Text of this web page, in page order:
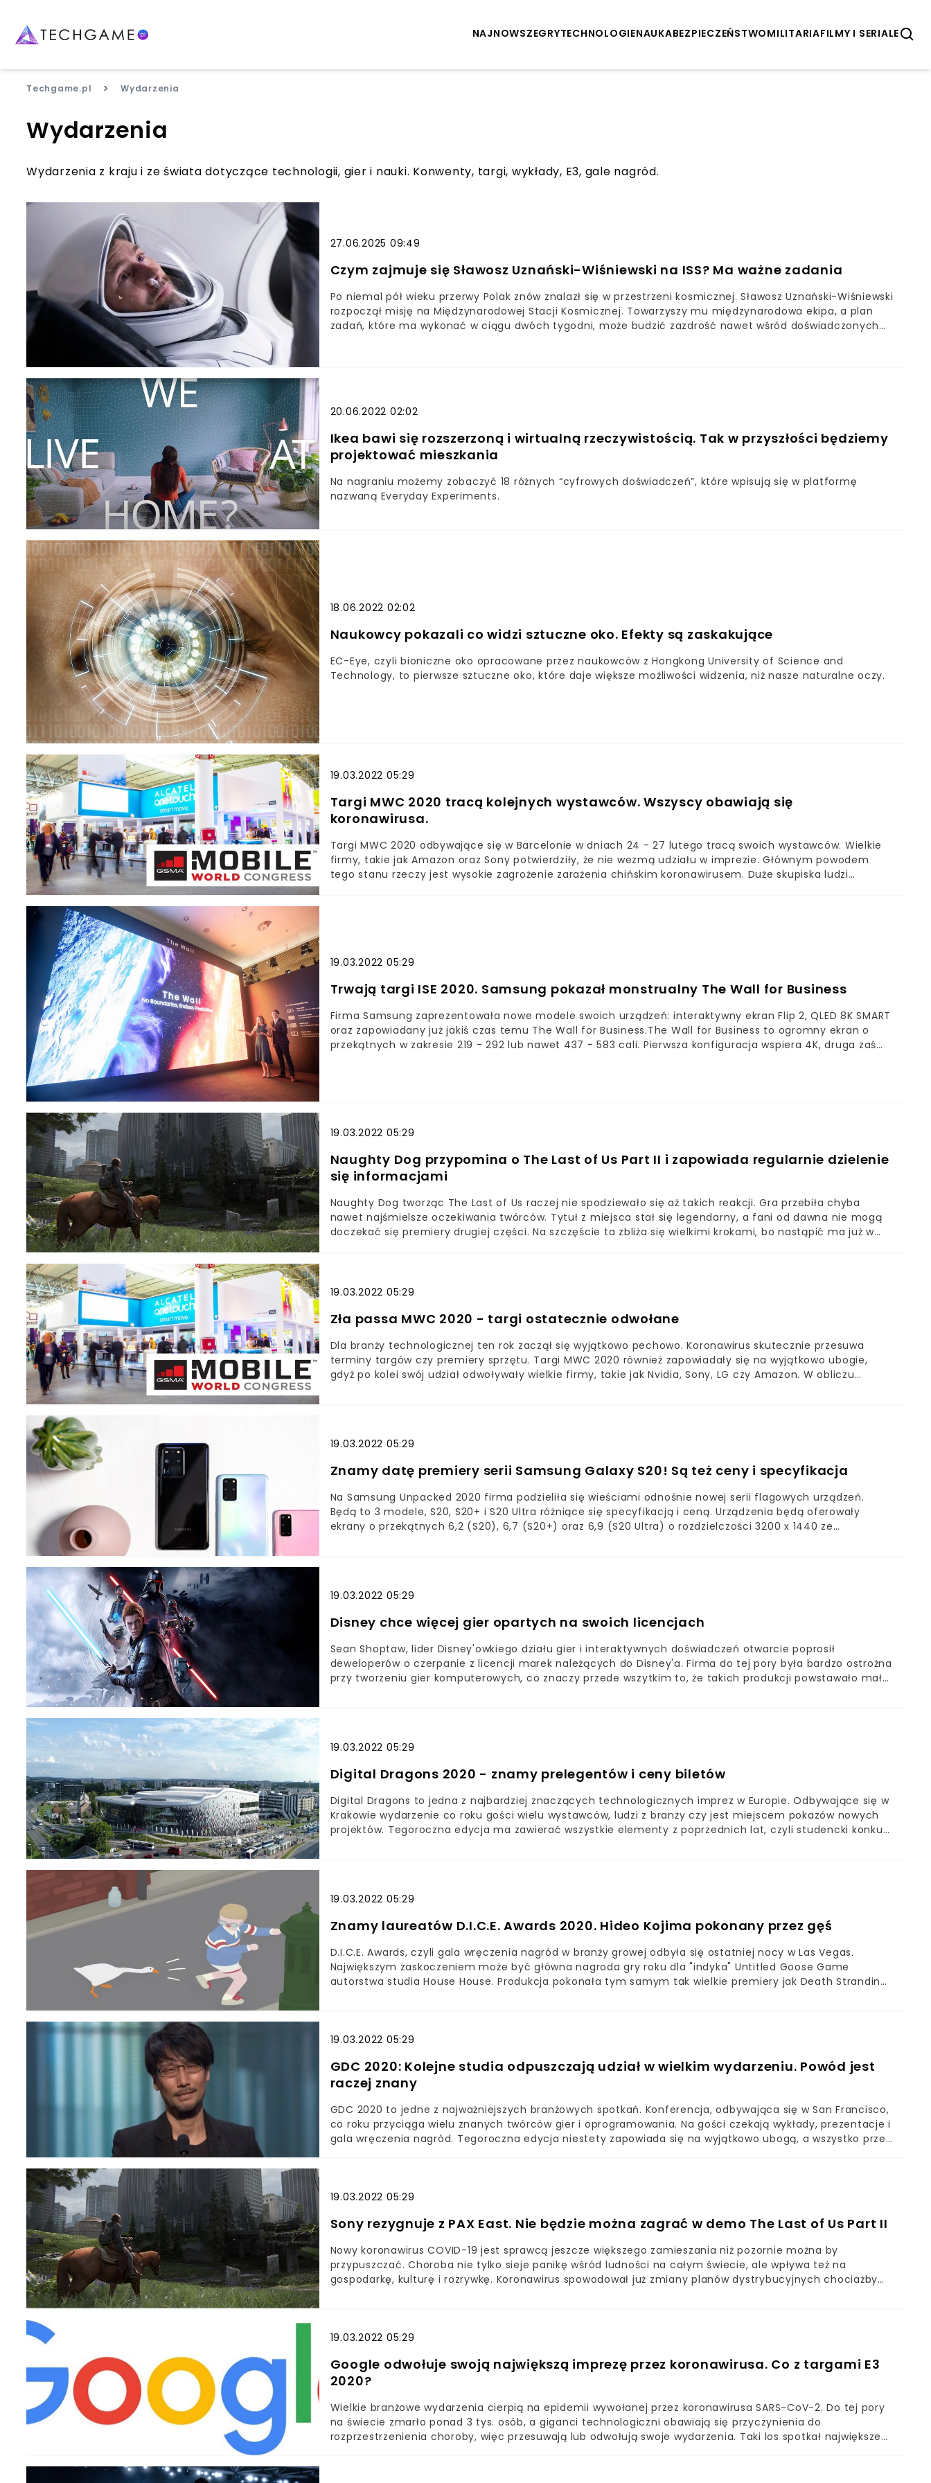
NAJNOWSZEGRYTECHNOLOGIENAUKABEZPIECZEŃSTWOMILITARIAFILMY I SERIALE
Techgame.pl > Wydarzenia
Wydarzenia
Wydarzenia z kraju i ze świata dotyczące technologii, gier i nauki. Konwenty, targi, wykłady, E3, gale nagród.
27.06.2025 09:49
Czym zajmuje się Sławosz Uznański-Wiśniewski na ISS? Ma ważne zadania
Po niemal pół wieku przerwy Polak znów znalazł się w przestrzeni kosmicznej. Sławosz Uznański-Wiśniewski
rozpoczął misję na Międzynarodowej Stacji Kosmicznej. Towarzyszy mu międzynarodowa ekipa, a plan
zadań, które ma wykonać w ciągu dwóch tygodni, może budzić zazdrość nawet wśród doświadczonych
20.06.2022 02:02
Ikea bawi się rozszerzoną i wirtualną rzeczywistością. Tak w przyszłości będziemy
projektować mieszkania
Na nagraniu możemy zobaczyć 18 różnych “cyfrowych doświadczeń”, które wpisują się w platformę
nazwaną Everyday Experiments.
18.06.2022 02:02
Naukowcy pokazali co widzi sztuczne oko. Efekty są zaskakujące
EC-Eye, czyli bioniczne oko opracowane przez naukowców z Hongkong University of Science and
Technology, to pierwsze sztuczne oko, które daje większe możliwości widzenia, niż nasze naturalne oczy.
19.03.2022 05:29
Targi MWC 2020 tracą kolejnych wystawców. Wszyscy obawiają się
koronawirusa.
Targi MWC 2020 odbywające się w Barcelonie w dniach 24 - 27 lutego tracą swoich wystawców. Wielkie
firmy, takie jak Amazon oraz Sony potwierdziły, że nie wezmą udziału w imprezie. Głównym powodem
tego stanu rzeczy jest wysokie zagrożenie zarażenia chińskim koronawirusem. Duże skupiska ludzi
późniejszym terminie, prawdopodobnie na innej impezie technologicznej.
19.03.2022 05:29
Trwają targi ISE 2020. Samsung pokazał monstrualny The Wall for Business
Firma Samsung zaprezentowała nowe modele swoich urządzeń: interaktywny ekran Flip 2, QLED 8K SMART
oraz zapowiadany już jakiś czas temu The Wall for Business.The Wall for Business to ogromny ekran o
przekątnych w zakresie 219 - 292 lub nawet 437 - 583 cali. Pierwsza konfiguracja wspiera 4K, druga zaś
19.03.2022 05:29
Naughty Dog przypomina o The Last of Us Part II i zapowiada regularnie dzielenie
się informacjami
Naughty Dog tworząc The Last of Us raczej nie spodziewało się aż takich reakcji. Gra przebiła chyba
nawet najśmielsze oczekiwania twórców. Tytuł z miejsca stał się legendarny, a fani od dawna nie mogą
doczekać się premiery drugiej części. Na szczęście ta zbliża się wielkimi krokami, bo nastąpić ma już w
19.03.2022 05:29
Zła passa MWC 2020 - targi ostatecznie odwołane
Dla branży technologicznej ten rok zaczął się wyjątkowo pechowo. Koronawirus skutecznie przesuwa
terminy targów czy premiery sprzętu. Targi MWC 2020 również zapowiadały się na wyjątkowo ubogie,
gdyż po kolei swój udział odwoływały wielkie firmy, takie jak Nvidia, Sony, LG czy Amazon. W obliczu
ogromnym szacunkiem dla zdrowia publicznego w Barcelonie, GSMA odwołuje teogorczną edycję MWC
Barcelona 2020. Z uwagi na globalne zagrożenie rozprzestrzenianiem się koronawirusa, problemy z
podróżami i inne okoliczności GSMA nie było w stanie zorganizować wydarzenia".
19.03.2022 05:29
Znamy datę premiery serii Samsung Galaxy S20! Są też ceny i specyfikacja
Na Samsung Unpacked 2020 firma podzieliła się wieściami odnośnie nowej serii flagowych urządzeń.
Będą to 3 modele, S20, S20+ i S20 Ultra różniące się specyfikacją i ceną. Urządzenia będą oferowały
ekrany o przekątnych 6,2 (S20), 6,7 (S20+) oraz 6,9 (S20 Ultra) o rozdzielczości 3200 x 1440 ze
Ultra. Ostatnia wersja jest zdecydowanie większa i nastawiona na fotografię, ma też wsparcie dla sieci
nowej generacji - 5G.
19.03.2022 05:29
Disney chce więcej gier opartych na swoich licencjach
Sean Shoptaw, lider Disney'owkiego działu gier i interaktywnych doświadczeń otwarcie poprosił
deweloperów o czerpanie z licencji marek należących do Disney'a. Firma do tej pory była bardzo ostrożna
przy tworzeniu gier komputerowych, co znaczy przede wszytkim to, że takich produkcji powstawało mało.
19.03.2022 05:29
Digital Dragons 2020 - znamy prelegentów i ceny biletów
Digital Dragons to jedna z najbardziej znaczących technologicznych imprez w Europie. Odbywające się w
Krakowie wydarzenie co roku gości wielu wystawców, ludzi z branży czy jest miejscem pokazów nowych
projektów. Tegoroczna edycja ma zawierać wszystkie elementy z poprzednich lat, czyli studencki konkurs
atrakcji. Ceny Early Bird to odpowiednio 780 i 910 złotych, a najdroższa opcja za 2500 złotych zachowa
stałą cenę.Potwierdzono udział różnych gości z całego świata, między innymi z Google, Arkane Studios,
Infinity Ward , którzy uczestniczyli w procesie tworzenia wielu znanych gier (Borderlands, Call of Duty) lub
też technologii i opowiadać będą o procesie tworzenia gier, inwestowania w nie lub ich dystrybucji.
19.03.2022 05:29
Znamy laureatów D.I.C.E. Awards 2020. Hideo Kojima pokonany przez gęś
D.I.C.E. Awards, czyli gala wręczenia nagród w branży growej odbyła się ostatniej nocy w Las Vegas.
Największym zaskoczeniem może być główna nagroda gry roku dla "indyka" Untitled Goose Game
autorstwa studia House House. Produkcja pokonała tym samym tak wielkie premiery jak Death Stranding,
19.03.2022 05:29
GDC 2020: Kolejne studia odpuszczają udział w wielkim wydarzeniu. Powód jest
raczej znany
GDC 2020 to jedne z najważniejszych branżowych spotkań. Konferencja, odbywająca się w San Francisco,
co roku przyciąga wielu znanych twórców gier i oprogramowania. Na gości czekają wykłady, prezentacje i
gala wręczenia nagród. Tegoroczna edycja niestety zapowiada się na wyjątkowo ubogą, a wszystko przez
Conference 2020 powiadomili, że nie będą uczestniczyć w tegorocznej edycji.
19.03.2022 05:29
Sony rezygnuje z PAX East. Nie będzie można zagrać w demo The Last of Us Part II
Nowy koronawirus COVID-19 jest sprawcą jeszcze większego zamieszania niż pozornie można by
przypuszczać. Choroba nie tylko sieje panikę wśród ludności na całym świecie, ale wpływa też na
gospodarkę, kulturę i rozrywkę. Koronawirus spowodował już zmiany planów dystrybucyjnych chociażby
19.03.2022 05:29
Google odwołuje swoją największą imprezę przez koronawirusa. Co z targami E3
2020?
Wielkie branżowe wydarzenia cierpią na epidemii wywołanej przez koronawirusa SARS-CoV-2. Do tej pory
na świecie zmarło ponad 3 tys. osób, a giganci technologiczni obawiają się przyczynienia do
rozprzestrzenienia choroby, więc przesuwają lub odwołują swoje wydarzenia. Taki los spotkał największe